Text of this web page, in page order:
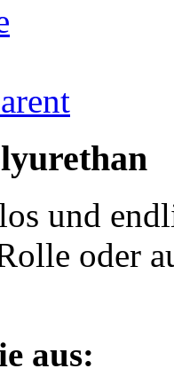
und
oder
aus: